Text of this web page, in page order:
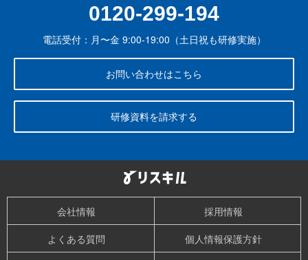
0120-299-194
電話受付：月〜金 9:00-19:00（土日祝も研修実施）
お問い合わせはこちら
研修資料を請求する
会社情報
採用情報
よくある質問
個人情報保護方針